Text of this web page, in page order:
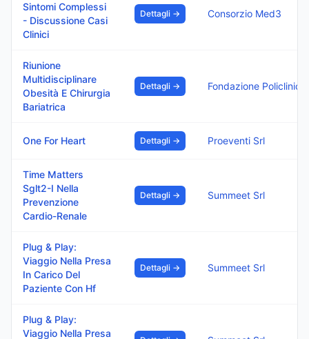
Sintomi Complessi
- Discussione Casi
Clinici
Dettagli → Consorzio Med3
Riunione
Multidisciplinare
Obesità E Chirurgia
Bariatrica
Dettagli →
One For Heart Dettagli → Proeventi Srl
Time Matters
Sglt2-I Nella
Prevenzione
Cardio-Renale
Dettagli → Summeet Srl
Plug & Play:
Viaggio Nella Presa
In Carico Del
Paziente Con Hf
Dettagli → Summeet Srl
Plug & Play:
Viaggio Nella Presa